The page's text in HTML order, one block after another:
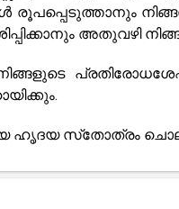
രൂപപ്പെടുത്താനും
അതുവഴി
ഹൃദയ സ്‌തോത്രം